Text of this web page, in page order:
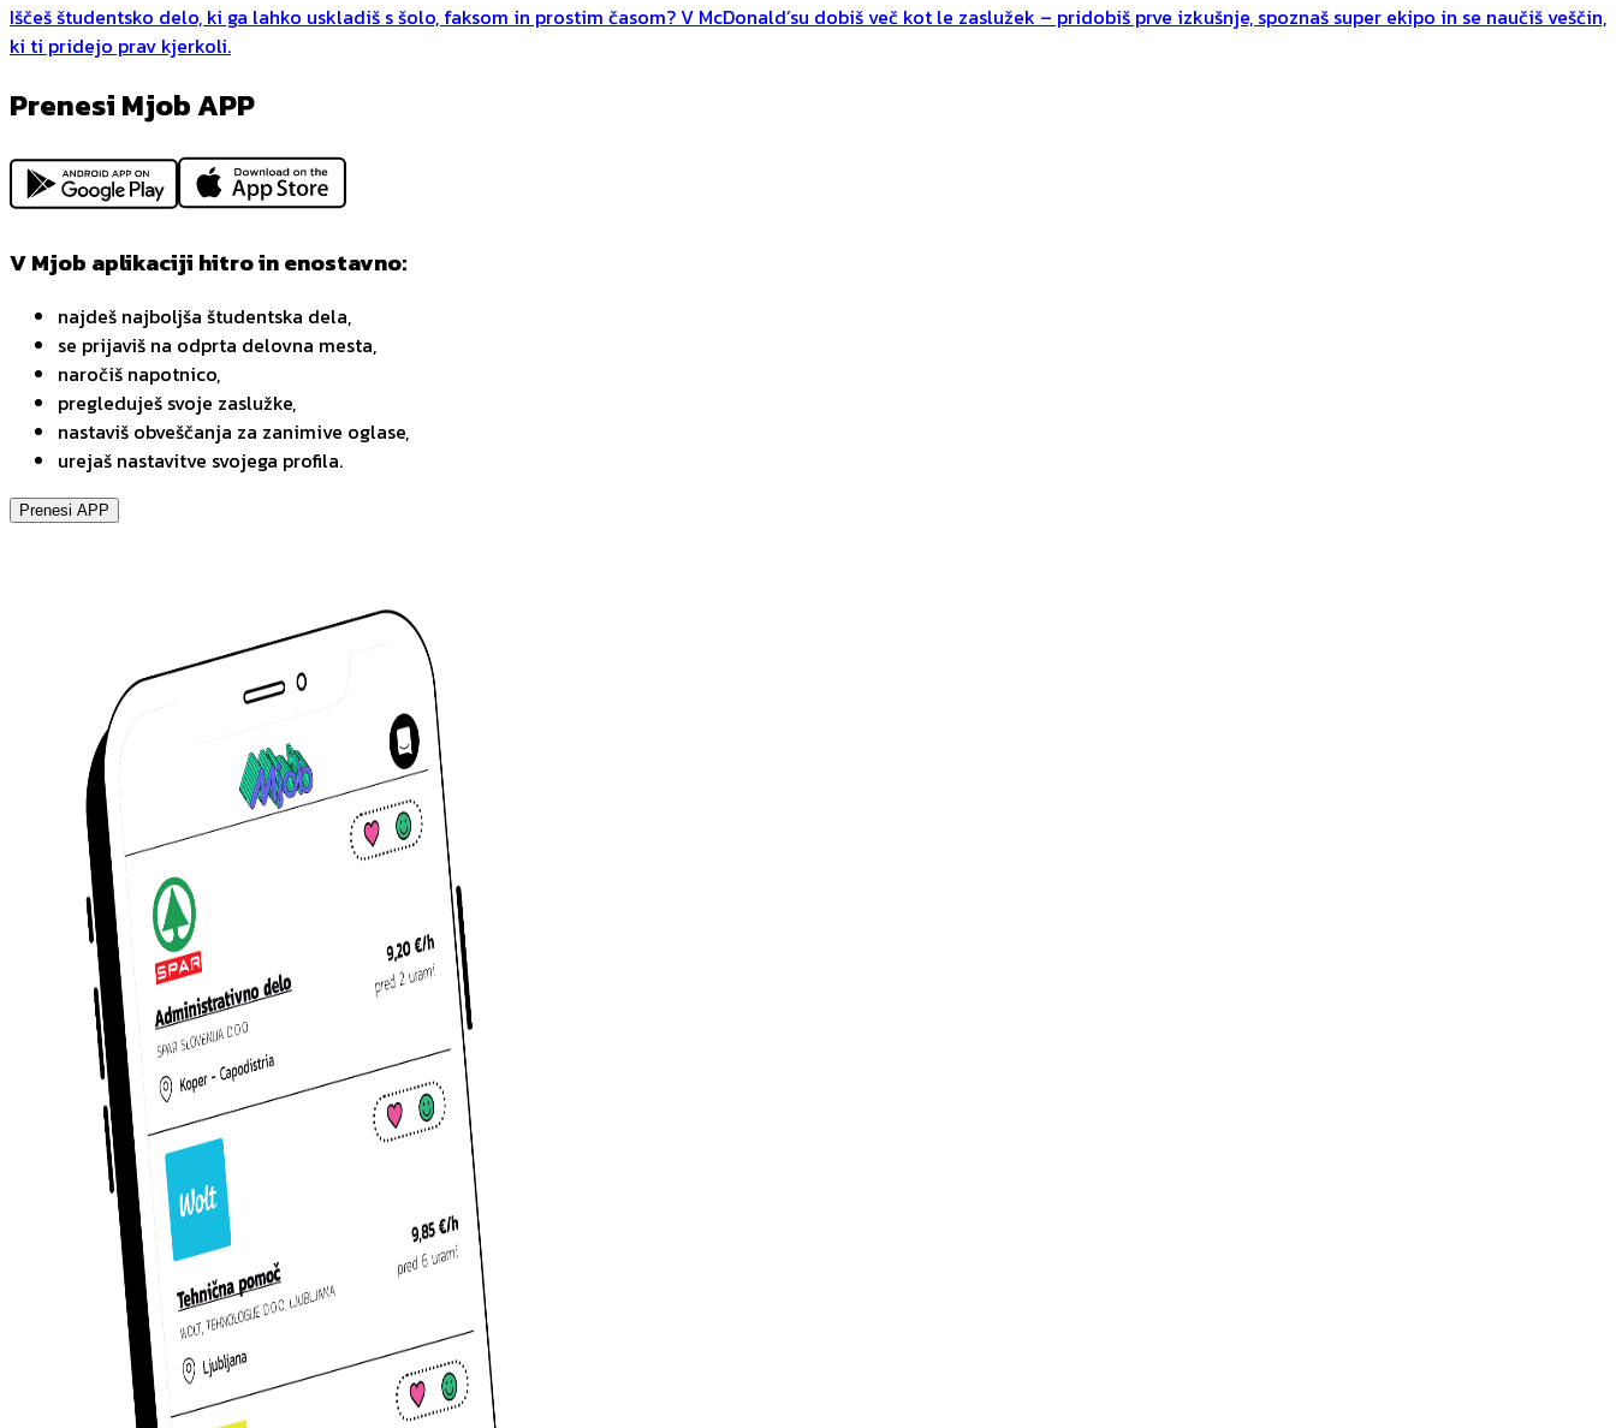
Iščeš študentsko delo, ki ga lahko uskladiš s šolo, faksom in prostim časom? V McDonald’su dobiš več kot le zaslužek – pridobiš prve izkušnje, spoznaš super ekipo in se naučiš veščin,
ki ti pridejo prav kjerkoli.
Prenesi Mjob APP
V Mjob aplikaciji hitro in enostavno:
najdeš najboljša študentska dela,
se prijaviš na odprta delovna mesta,
naročiš napotnico,
pregleduješ svoje zaslužke,
nastaviš obveščanja za zanimive oglase,
urejaš nastavitve svojega profila.
Prenesi APP